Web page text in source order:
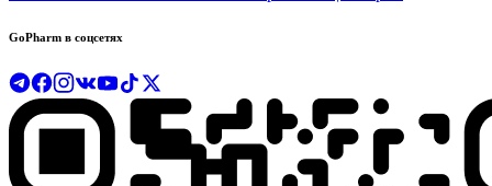
GoPharm в соцсетях